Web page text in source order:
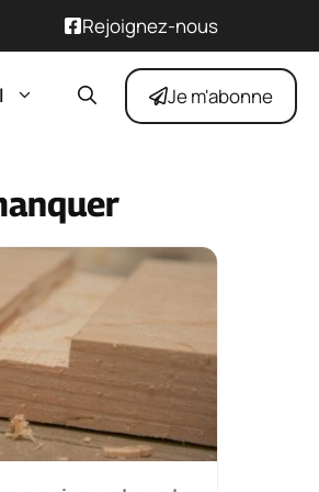
Rejoignez-nous
Je m'abonne